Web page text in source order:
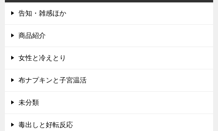
告知・雑感ほか
商品紹介
女性と冷えとり
布ナプキンと子宮温活
未分類
毒出しと好転反応